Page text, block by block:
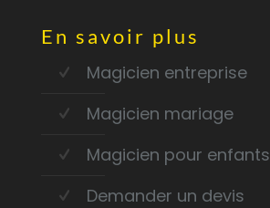
En savoir plus
Magicien entreprise
Magicien mariage
Magicien pour enfants
Demander un devis